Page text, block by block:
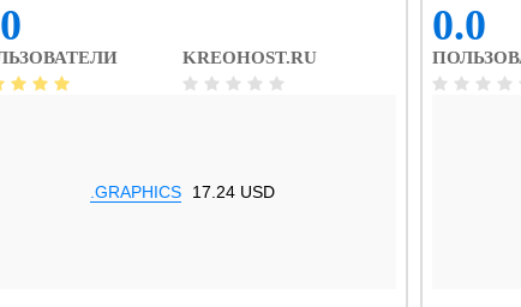
KREOHOST.RU
.GRAPHICS 17.24 USD
0.0